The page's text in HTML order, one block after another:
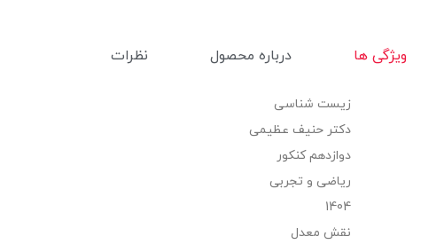
ویژگی ها درباره محصول نظرات
زیست شناسی
دکتر حنیف عظیمی
دوازدهم کنکور
ریاضی و تجربی
1404
نقش معدل